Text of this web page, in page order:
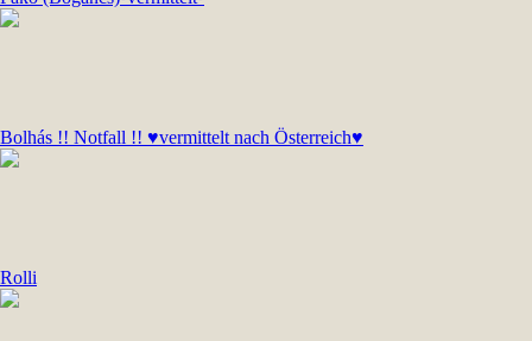
Bolhás !! Notfall !! ♥vermittelt nach Österreich♥
Rolli